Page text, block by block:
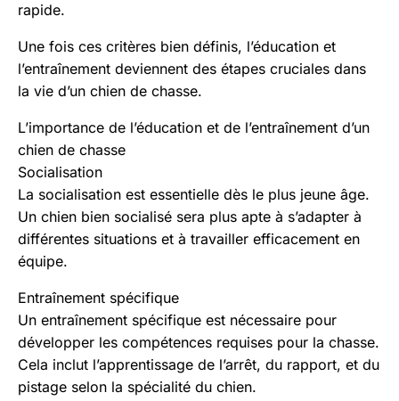
rapide.
Une fois ces critères bien définis, l’éducation et
l’entraînement deviennent des étapes cruciales dans
la vie d’un chien de chasse.
L’importance de l’éducation et de l’entraînement d’un
chien de chasse
Socialisation
La socialisation est essentielle dès le plus jeune âge.
Un chien bien socialisé sera plus apte à s’adapter à
différentes situations et à travailler efficacement en
équipe.
Entraînement spécifique
Un entraînement spécifique est nécessaire pour
développer les compétences requises pour la chasse.
Cela inclut l’apprentissage de l’arrêt, du rapport, et du
pistage selon la spécialité du chien.